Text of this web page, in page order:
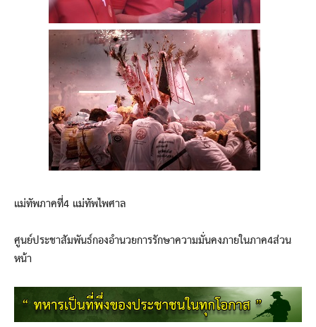
แม่ทัพภาคที่4 แม่ทัพไพศาล
ศูนย์ประชาสัมพันธ์กองอำนวยการรักษาความมั่นคงภายในภาค4ส่วน
หน้า